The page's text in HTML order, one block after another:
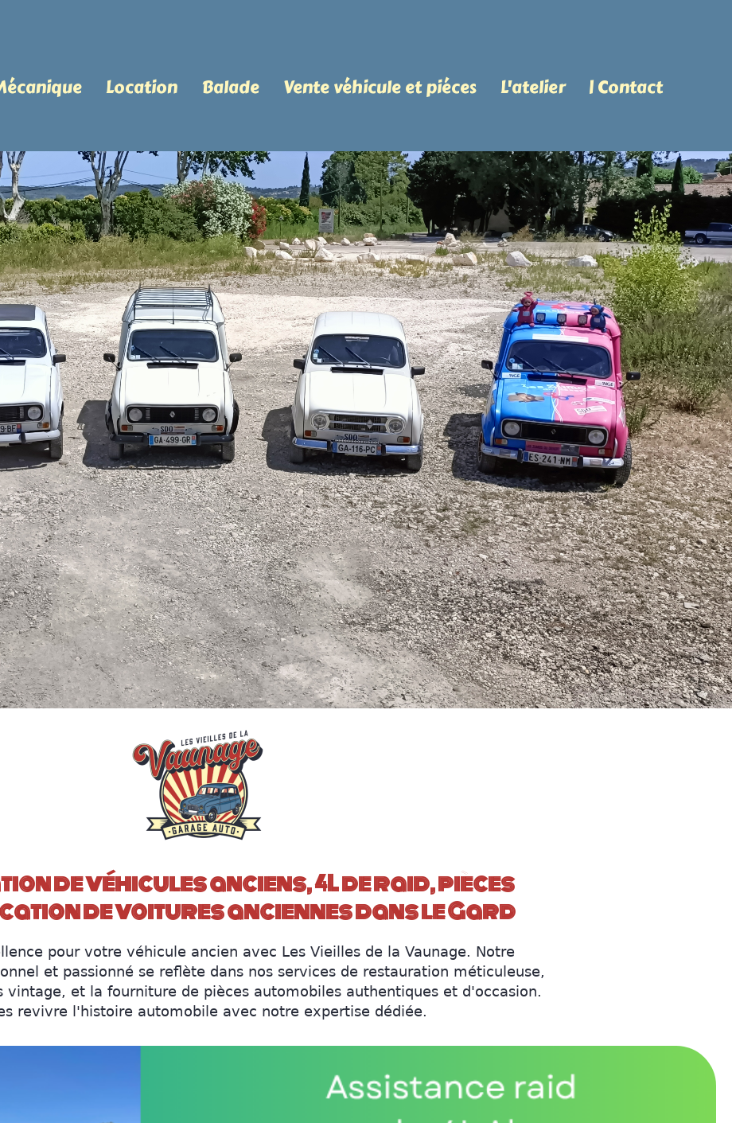
Location Balade Vente véhicule et piéces L'atelier | Contact
de véhicules anciens, 4L de raid, pièces
de voitures anciennes dans le Gard
pour votre véhicule ancien avec Les Vieilles de la Vaunage. Notre
et passionné se reflète dans nos services de restauration méticuleuse,
vintage, et la fourniture de pièces automobiles authentiques et d'occasion.
revivre l'histoire automobile avec notre expertise dédiée.